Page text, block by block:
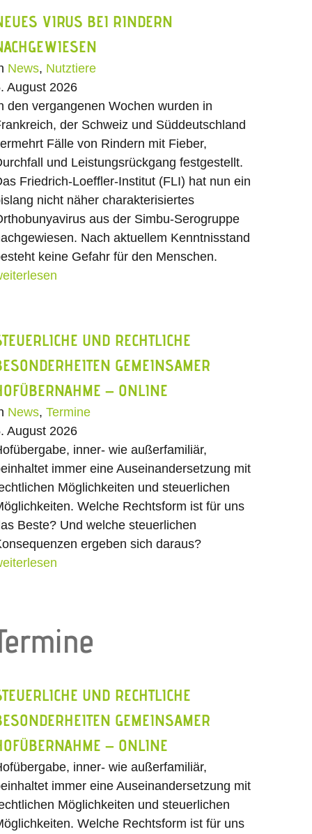
VIRUS BEI RINDERN
News, Nutztiere
August 2026
den vergangenen Wochen wurden in
der Schweiz und Süddeutschland
Fälle von Rindern mit Fieber,
und Leistungsrückgang festgestellt.
Friedrich-Loeffler-Institut (FLI) hat nun ein
nicht näher charakterisiertes
aus der Simbu-Serogruppe
Nach aktuellem Kenntnisstand
keine Gefahr für den Menschen.
UND RECHTLICHE
GEMEINSAMER
– ONLINE
News, Termine
August 2026
inner- wie außerfamiliär,
immer eine Auseinandersetzung mit
Möglichkeiten und steuerlichen
Welche Rechtsform ist für uns
Beste? Und welche steuerlichen
ergeben sich daraus?
UND RECHTLICHE
GEMEINSAMER
– ONLINE
inner- wie außerfamiliär,
immer eine Auseinandersetzung mit
Möglichkeiten und steuerlichen
Welche Rechtsform ist für uns